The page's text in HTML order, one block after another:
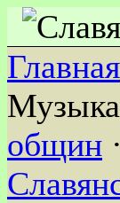
Главная
Музыка
общин